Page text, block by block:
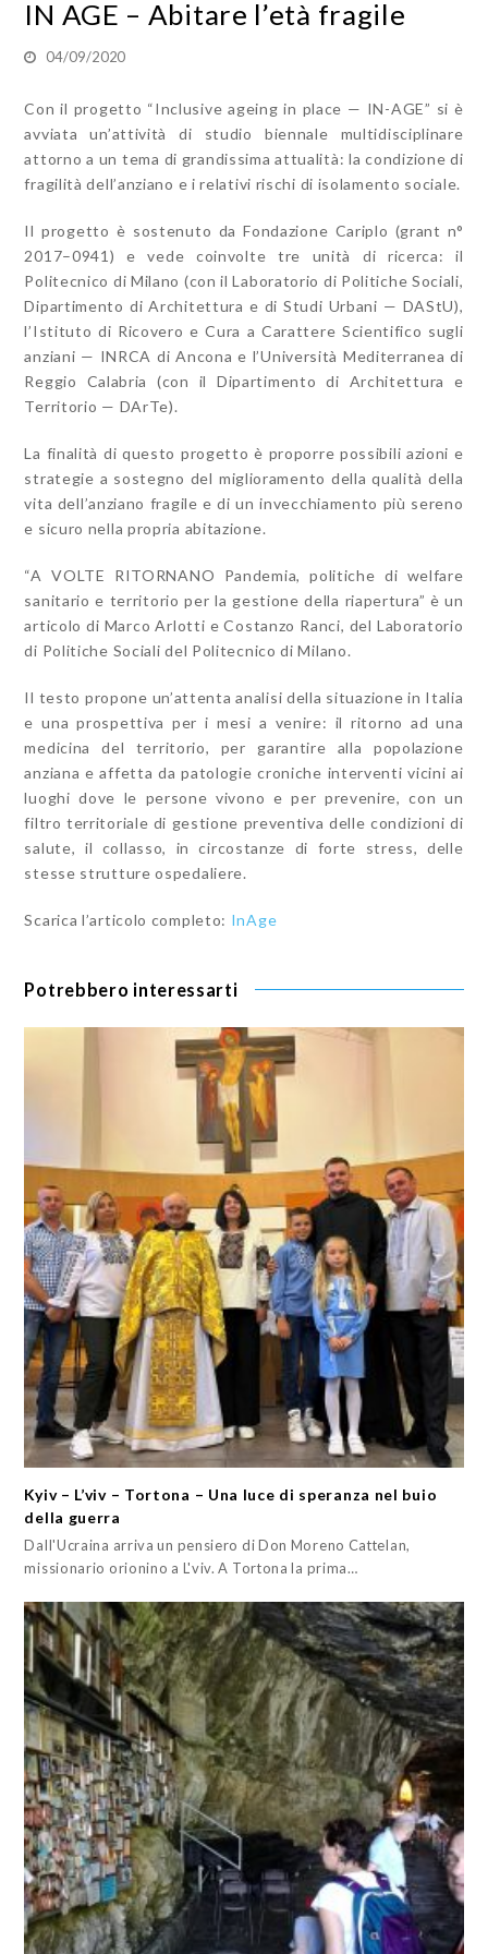
IN AGE – Abitare l’età fragile
04/09/2020
Con il progetto “Inclusive ageing in place — IN-AGE” si è
avviata un’attività di studio biennale multidisciplinare
attorno a un tema di grandissima attualità: la condizione di
fragilità dell’anziano e i relativi rischi di isolamento sociale.
Il progetto è sostenuto da Fondazione Cariplo (grant n°
2017–0941) e vede coinvolte tre unità di ricerca: il
Politecnico di Milano (con il Laboratorio di Politiche Sociali,
Dipartimento di Architettura e di Studi Urbani — DAStU),
l’Istituto di Ricovero e Cura a Carattere Scientifico sugli
anziani — INRCA di Ancona e l’Università Mediterranea di
Reggio Calabria (con il Dipartimento di Architettura e
Territorio — DArTe).
La finalità di questo progetto è proporre possibili azioni e
strategie a sostegno del miglioramento della qualità della
vita dell’anziano fragile e di un invecchiamento più sereno
e sicuro nella propria abitazione.
“A VOLTE RITORNANO Pandemia, politiche di welfare
sanitario e territorio per la gestione della riapertura” è un
articolo di Marco Arlotti e Costanzo Ranci, del Laboratorio
di Politiche Sociali del Politecnico di Milano.
Il testo propone un’attenta analisi della situazione in Italia
e una prospettiva per i mesi a venire: il ritorno ad una
medicina del territorio, per garantire alla popolazione
anziana e affetta da patologie croniche interventi vicini ai
luoghi dove le persone vivono e per prevenire, con un
filtro territoriale di gestione preventiva delle condizioni di
salute, il collasso, in circostanze di forte stress, delle
stesse strutture ospedaliere.
Scarica l’articolo completo: InAge
Potrebbero interessarti
Kyiv – L’viv – Tortona – Una luce di speranza nel buio
della guerra
Dall'Ucraina arriva un pensiero di Don Moreno Cattelan,
missionario orionino a L'viv. A Tortona la prima…